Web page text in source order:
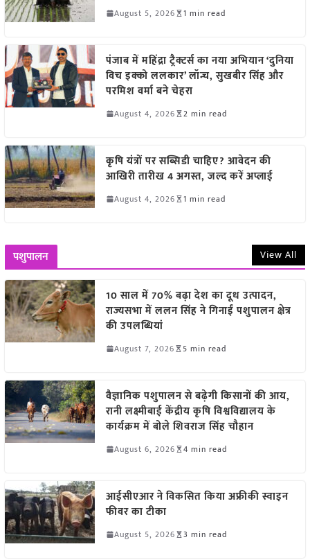
August 5, 2026 1 min read
पंजाब में महिंद्रा ट्रैक्टर्स का नया अभियान ‘दुनिया
विच इक्को ललकार’ लॉन्च, सुखबीर सिंह और
परमिश वर्मा बने चेहरा
August 4, 2026 2 min read
कृषि यंत्रों पर सब्सिडी चाहिए? आवेदन की
आखिरी तारीख 4 अगस्त, जल्द करें अप्लाई
August 4, 2026 1 min read
पशुपालन View All
10 साल में 70% बढ़ा देश का दूध उत्पादन,
राज्यसभा में ललन सिंह ने गिनाईं पशुपालन क्षेत्र
की उपलब्धियां
August 7, 2026 5 min read
वैज्ञानिक पशुपालन से बढ़ेगी किसानों की आय,
रानी लक्ष्मीबाई केंद्रीय कृषि विश्वविद्यालय के
कार्यक्रम में बोले शिवराज सिंह चौहान
August 6, 2026 4 min read
आईसीएआर ने विकसित किया अफ्रीकी स्वाइन
फीवर का टीका
August 5, 2026 3 min read